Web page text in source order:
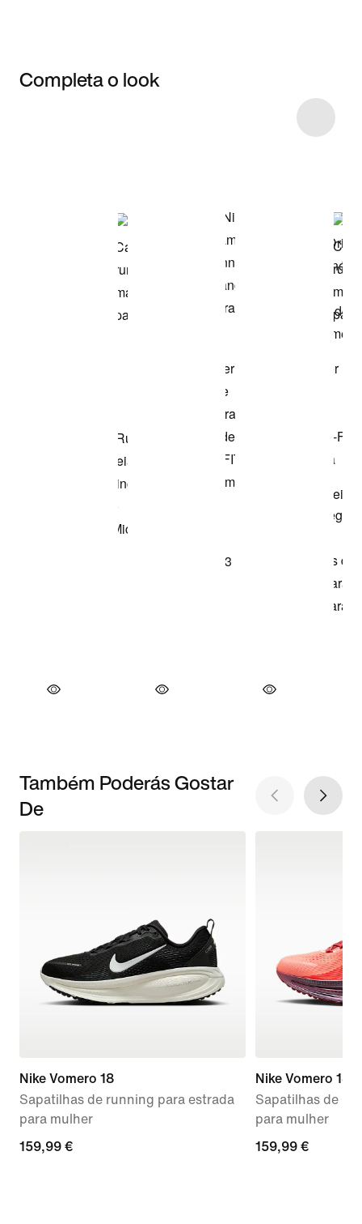
Completa o look
Também Poderás Gostar
De
Nike Vomero 18
Sapatilhas de running para estrada
para mulher
159,99
159,99 €
Nike Vomero 18
Sapatilhas de
para mulher
159,99
159,99 €